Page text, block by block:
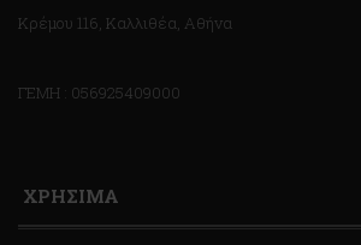
Κρέμου 116, Καλλιθέα, Αθήνα
ΓΕΜΗ : 056925409000
ΧΡΗΣΙΜΑ